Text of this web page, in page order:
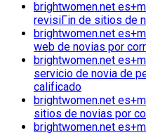
brightwomen.net
revisiГіn de sitios de
brightwomen.net
web de novias por
brightwomen.net
servicio de novia de
calificado
brightwomen.net
sitios de novias por
brightwomen.net